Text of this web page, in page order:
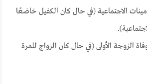
الاجتماعية (في حال كان الكفيل خاضعًا
الزوجة الأولى (في حال كان الزواج للمرة